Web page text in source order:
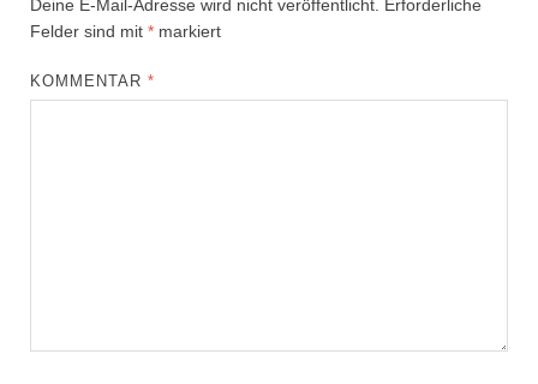
Deine E-Mail-Adresse wird nicht veröffentlicht. Erforderliche
Felder sind mit * markiert
KOMMENTAR*